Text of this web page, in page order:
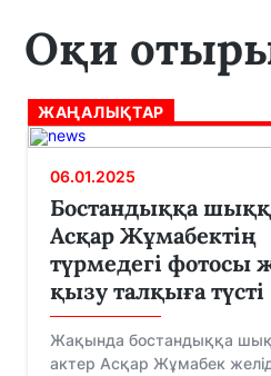
Оқи
ЖАҢАЛЫҚТАР
06.01.2025
Бостандыққа
Асқар Жұмабектің
түрмедегі фотосы
қызу талқыға түсті
Жақында бостандыққа
актер Асқар Жұмабек